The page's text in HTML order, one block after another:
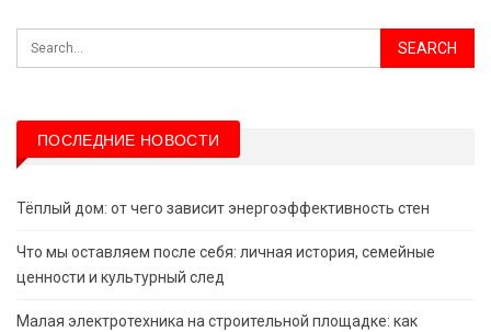
ПОСЛЕДНИЕ НОВОСТИ
Тёплый дом: от чего зависит энергоэффективность стен
Что мы оставляем после себя: личная история, семейные
ценности и культурный след
Малая электротехника на строительной площадке: как